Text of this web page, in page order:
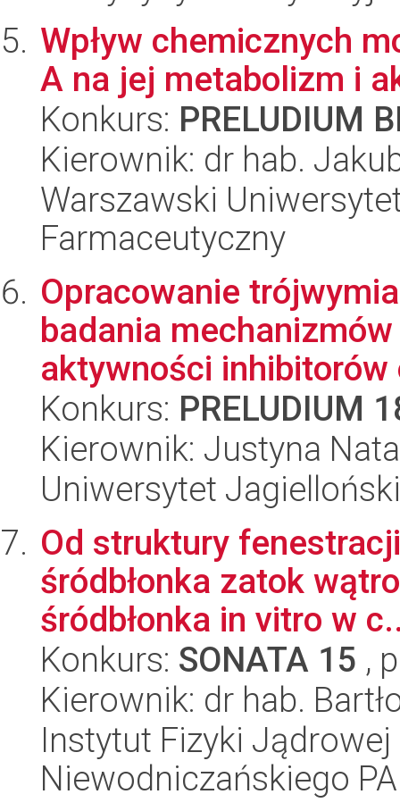
Wpływ chemicznych
A na jej metabolizm i
Konkurs: PRELUDIUM
Kierownik: dr hab.
Warszawski
Farmaceutyczny
Opracowanie
badania
aktywności inhibitorów
Konkurs: PRELUDIUM
Kierownik: Justyna
Uniwersytet
Od struktury
śródbłonka zatok
śródbłonka in vitro w
Konkurs: SONATA 15 ,
Kierownik: dr hab.
Instytut Fizyki
Niewodniczańskiego